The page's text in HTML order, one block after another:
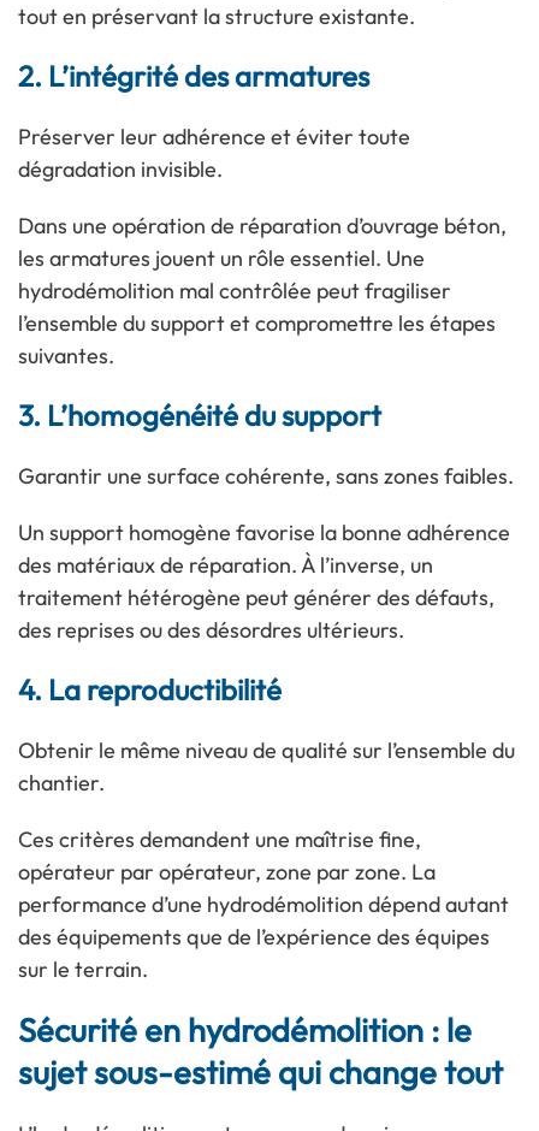
tout en préservant la structure existante.
2. L’intégrité des armatures
Préserver leur adhérence et éviter toute
dégradation invisible.
Dans une opération de réparation d’ouvrage béton,
les armatures jouent un rôle essentiel. Une
hydrodémolition mal contrôlée peut fragiliser
l’ensemble du support et compromettre les étapes
suivantes.
3. L’homogénéité du support
Garantir une surface cohérente, sans zones faibles.
Un support homogène favorise la bonne adhérence
des matériaux de réparation. À l’inverse, un
traitement hétérogène peut générer des défauts,
des reprises ou des désordres ultérieurs.
4. La reproductibilité
Obtenir le même niveau de qualité sur l’ensemble du
chantier.
Ces critères demandent une maîtrise fine,
opérateur par opérateur, zone par zone. La
performance d’une hydrodémolition dépend autant
des équipements que de l’expérience des équipes
sur le terrain.
Sécurité en hydrodémolition : le
sujet sous-estimé qui change tout